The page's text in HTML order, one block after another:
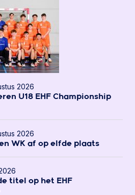
2026
U18 EHF Championship
2026
WK af op elfde plaats
titel op het EHF